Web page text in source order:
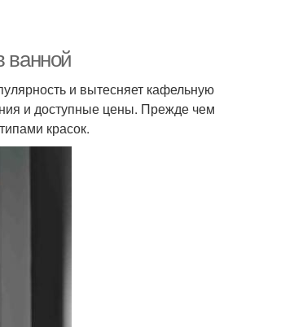
ванной
и вытесняет кафельную
и доступные цены. Прежде чем
красок.